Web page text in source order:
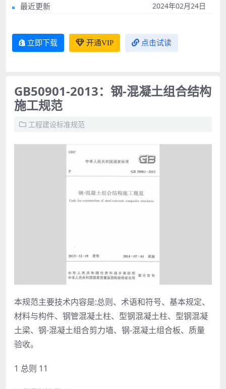
最近更新 2024年02月24日
立即下载 开通VIP 点击试读
GB50901-2013：钢-混凝土组合结构
施工规范
工程建设标准规范
本规范主要技术内容是:总则、术语和符号、基本规定、
材料与构件、钢管混凝土柱、型钢混凝土柱、型钢混凝
土梁、钢-混凝土组合剪力墙、钢-混凝土组合板、质量
验收。
1 总则 11